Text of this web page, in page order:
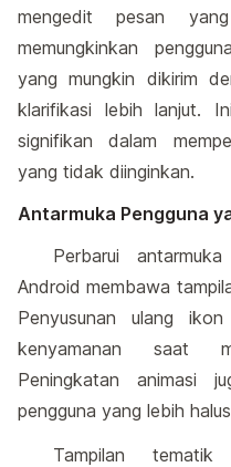
mengedit pesan
memungkinkan
yang mungkin dikirim
klarifikasi lebih lanjut.
signifikan dalam
yang tidak diinginkan.
Antarmuka Pengguna
Perbarui
Android membawa
Penyusunan ulang
kenyamanan saat
Peningkatan animasi
pengguna yang lebih
Tampilan